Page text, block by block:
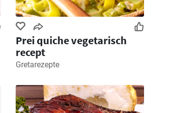
Prei quiche vegetarisch
recept
Gretarezepte